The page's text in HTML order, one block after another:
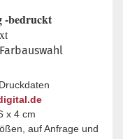
-bedruckt
x 4 cm
auf Anfrage und